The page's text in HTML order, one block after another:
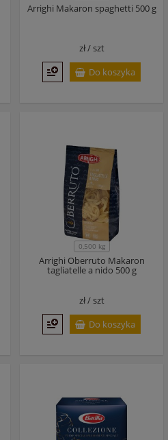
Arrighi Makaron spaghetti 500 g
zł /szt
Do koszyka
0,500 kg
Arrighi Oberruto Makaron
tagliatelle a nido 500 g
zł /szt
Do koszyka